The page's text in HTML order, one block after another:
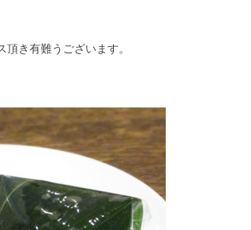
き有難うございます。